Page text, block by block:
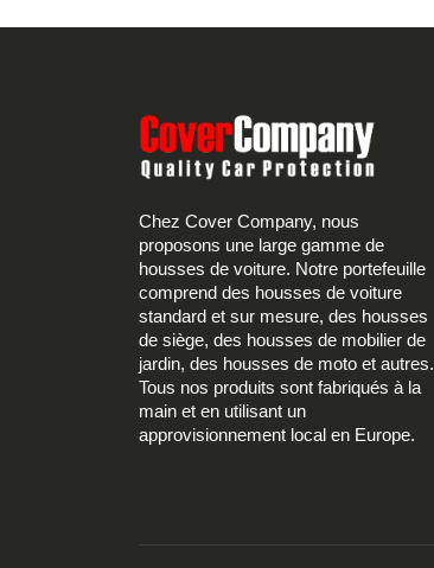
Chez Cover Company, nous
proposons une large gamme de
housses de voiture. Notre portefeuille
comprend des housses de voiture
standard et sur mesure, des housses
de siège, des housses de mobilier de
jardin, des housses de moto et autres.
Tous nos produits sont fabriqués à la
main et en utilisant un
approvisionnement local en Europe.